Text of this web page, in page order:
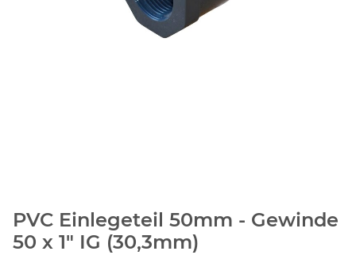
PVC Einlegeteil 50mm - Gewinde
50 x 1" IG (30,3mm)